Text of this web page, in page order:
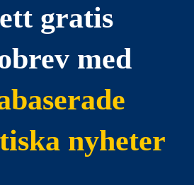
gratis
med
nyheter